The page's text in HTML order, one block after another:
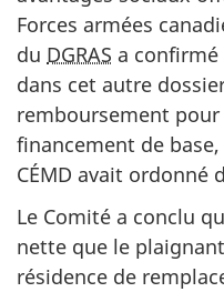
Forces armées
du DGRAS a
dans cet autre
remboursement pour
financement de
CÉMD avait ordonné
Le Comité a conclu
nette que le
résidence de